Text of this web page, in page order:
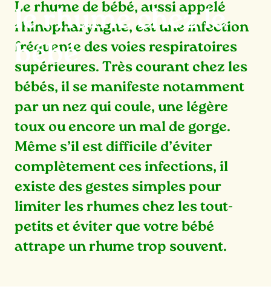
le rhume chez le
bébé
Le rhume de bébé, aussi appelé
rhinopharyngite, est une infection
fréquente des voies respiratoires
supérieures. Très courant chez les
bébés, il se manifeste notamment
par un nez qui coule, une légère
toux ou encore un mal de gorge.
Même s’il est difficile d’éviter
complètement ces infections, il
existe des gestes simples pour
limiter les rhumes chez les tout-
petits et éviter que votre bébé
attrape un rhume trop souvent.